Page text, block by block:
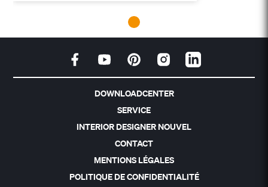
DOWNLOADCENTER
SERVICE
INTERIOR DESIGNER NOUVEL
CONTACT
MENTIONS LÉGALES
POLITIQUE DE CONFIDENTIALITÉ